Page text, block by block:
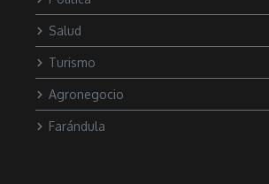
Salud
Turismo
Agronegocio
Farándula